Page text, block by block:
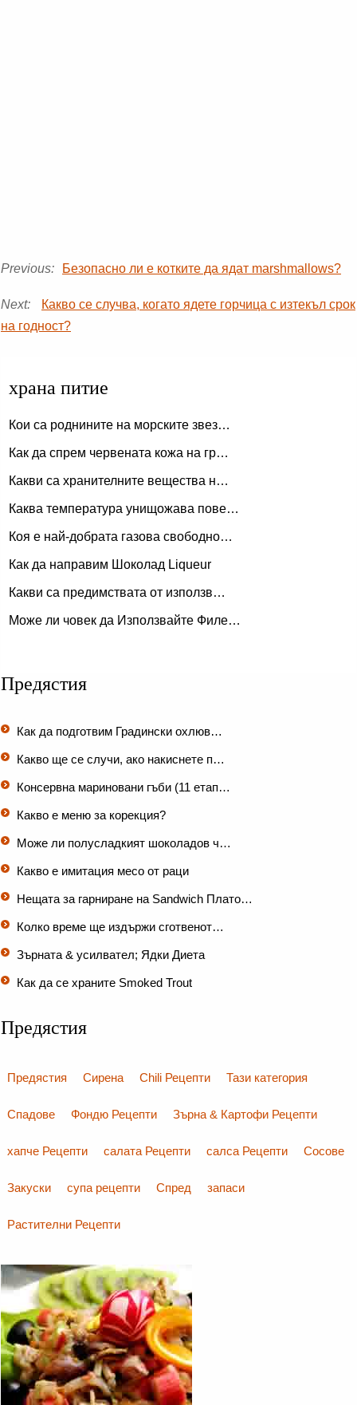
Previous: Безопасно ли е котките да ядат marshmallows?
Next:
Какво се случва, когато ядете горчица с изтекъл срок
на годност?
храна питие
Кои са роднините на морските звез…
Как да спрем червената кожа на гр…
Какви са хранителните вещества н…
Каква температура унищожава пове…
Коя е най-добрата газова свободно…
Как да направим Шоколад Liqueur
Какви са предимствата от използв…
Може ли човек да Използвайте Филе…
Предястия
Как да подготвим Градински охлюв…
Какво ще се случи, ако накиснете п…
Консервна мариновани гъби (11 етап…
Какво е меню за корекция?
Може ли полусладкият шоколадов ч…
Какво е имитация месо от раци
Нещата за гарниране на Sandwich Плато…
Колко време ще издържи сготвенот…
Зърната & усилвател; Ядки Диета
Как да се храните Smoked Trout
Предястия
Предястия Сирена Chili Рецепти Тази категория
Спадове Фондю Рецепти Зърна & Картофи Рецепти
хапче Рецепти салата Рецепти салса Рецепти Сосове
Закуски супа рецепти Спред запаси
Растителни Рецепти